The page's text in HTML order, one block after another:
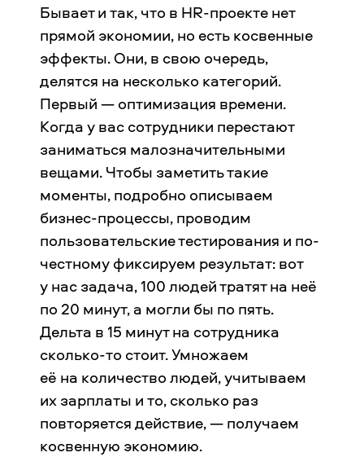
Бывает и так, что в HR-проекте нет
прямой экономии, но есть косвенные
эффекты. Они, в свою очередь,
делятся на несколько категорий.
Первый — оптимизация времени.
Когда у вас сотрудники перестают
заниматься малозначительными
вещами. Чтобы заметить такие
моменты, подробно описываем
бизнес-процессы, проводим
пользовательские тестирования и по-
честному фиксируем результат: вот
у нас задача, 100 людей тратят на неё
по 20 минут, а могли бы по пять.
Дельта в 15 минут на сотрудника
сколько-то стоит. Умножаем
её на количество людей, учитываем
их зарплаты и то, сколько раз
повторяется действие, — получаем
косвенную экономию.